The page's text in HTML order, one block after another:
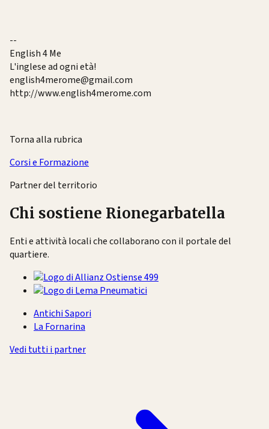
--
English 4 Me
L'inglese ad ogni età!
english4merome@gmail.com
http://www.english4merome.com
Torna alla rubrica
Corsi e Formazione
Partner del territorio
Chi sostiene Rionegarbatella
Enti e attività locali che collaborano con il portale del
quartiere.
Antichi Sapori
La Fornarina
Vedi tutti i partner